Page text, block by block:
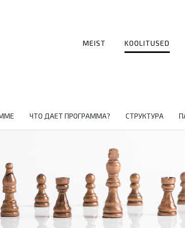
MEIST KOOLITUSED
ЧТО ДАЕТ ПРОГРАММА? СТРУКТУРА